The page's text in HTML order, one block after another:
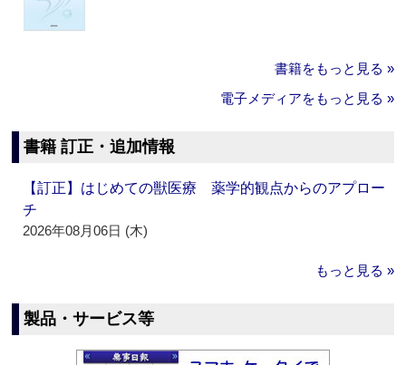
書籍をもっと見る »
電子メディアをもっと見る »
書籍 訂正・追加情報
【訂正】はじめての獣医療 薬学的観点からのアプロー
チ
2026年08月06日 (木)
もっと見る »
製品・サービス等